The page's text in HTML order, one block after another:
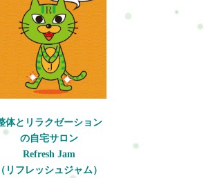
め整体を受けたいがゆっくりやって欲し
りとより安全に整体を受けたい。健康維
カラダ作りをしたい。今の自分にできる
粗しょう症や強い膝や間接の痛みが無
で問題ないと言う人はボディケア（整
います。整形外科や接骨院のリハビリに
ラダに痛みなどがある場合は病院で診て
上で問題が無いようでしたらいらしてく
理はなさらないようお願い致します。施術
術で指や肘で痛気持ちいい程良い圧で筋
体とリラクゼーション
の自宅サロン
Refresh Jam
（リフレッシュジャム）